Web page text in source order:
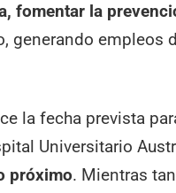
fomentar la
generando empleos
la fecha prevista
Universitario
próximo. Mientras